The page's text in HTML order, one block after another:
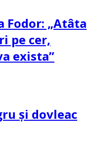
Fodor: „Atâta
pe cer,
exista”
și dovleac